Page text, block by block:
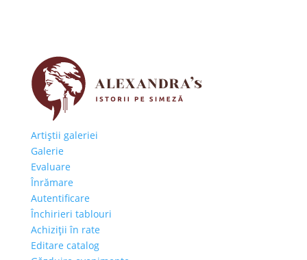
Artiştii galeriei
Galerie
Evaluare
Înrămare
Autentificare
Închirieri tablouri
Achiziţii în rate
Editare catalog